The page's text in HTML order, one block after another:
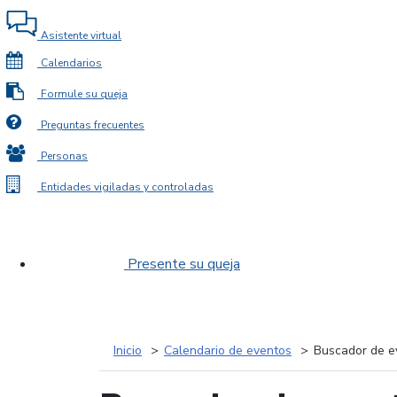
Asistente virtual
Calendarios
Formule su queja
Preguntas frecuentes
Personas
Entidades vigiladas y controladas
Presente su queja
Inicio Calendario de eventos Buscador de